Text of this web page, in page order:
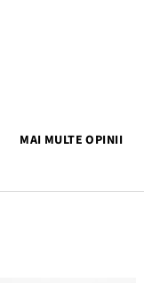
MAI MULTE OPINII